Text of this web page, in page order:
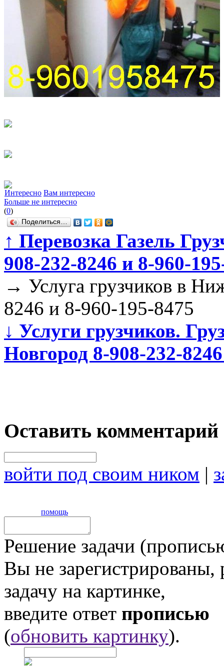
Интересно Вам интересно
Больше не интересно
(0)
Поделиться…
↑ Перевозка Газель
908-232-8246 и 8-960-
→ Услуга грузчиков в
8246 и 8-960-195-8475
↓ Услуги грузчиков.
Новгород 8-908-232-
Оставить комментарий
войти под своим ником |
помощь
Решение задачи
Вы не
задачу на картинке,
введите ответ прописью
(обновить картинку).